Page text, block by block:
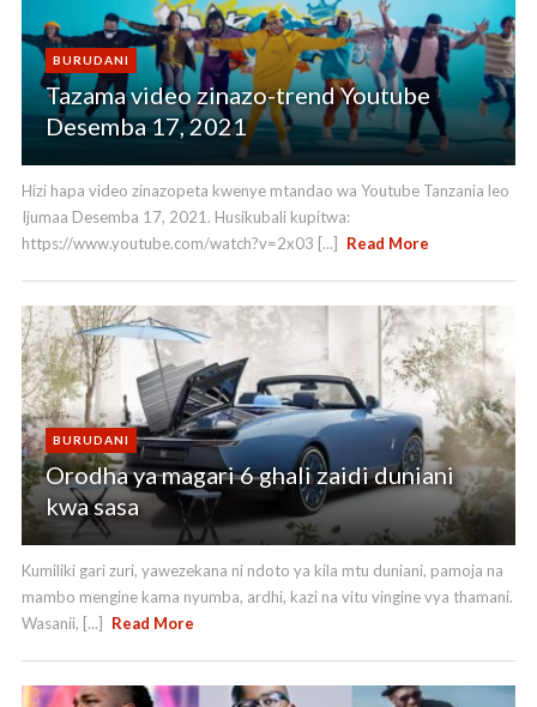
BURUDANI
Tazama video zinazo-trend Youtube
Desemba 17, 2021
Hizi hapa video zinazopeta kwenye mtandao wa Youtube Tanzania leo
Ijumaa Desemba 17, 2021. Husikubali kupitwa:
https://www.youtube.com/watch?v=2x03 [...]
Read More
BURUDANI
Orodha ya magari 6 ghali zaidi duniani
kwa sasa
Kumiliki gari zuri, yawezekana ni ndoto ya kila mtu duniani, pamoja na
mambo mengine kama nyumba, ardhi, kazi na vitu vingine vya thamani.
Wasanii, [...]
Read More